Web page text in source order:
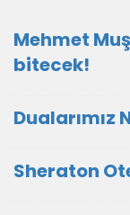
Mehmet
bitecek!
Dualarımız
Sheraton